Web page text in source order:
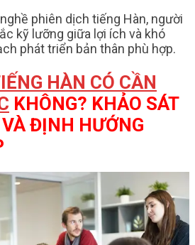
phiên dịch tiếng Hàn, người
kỹ lưỡng giữa lợi ích và khó
phát triển bản thân phù hợp.
HÀN CÓ CẦN
KHÔNG? KHẢO SÁT
ĐỊNH HƯỚNG